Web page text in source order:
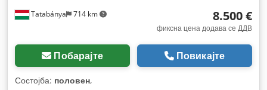
Tatabánya 714 km 8.500 €
фиксна цена додава се ДДВ
Побарајте Повикајте
Состојба: половен,